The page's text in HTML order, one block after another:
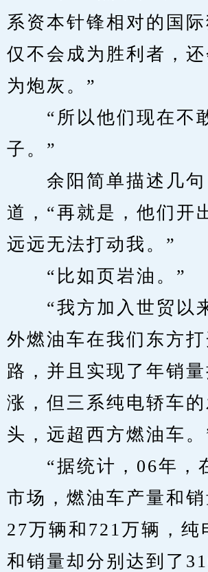
系资本针锋相对的国
仅不会成为胜利者，
为炮灰。”
“所以他们现在不
子。”
余阳简单描述几句
道，“再就是，他们开
远远无法打动我。”
“比如页岩油。”
“我方加入世贸以
外燃油车在我们东方
路，并且实现了年销
涨，但三系纯电轿车
头，远超西方燃油车。
“据统计，06年，
市场，燃油车产量和
27万辆和721万辆，纯
和销量却分别达到了